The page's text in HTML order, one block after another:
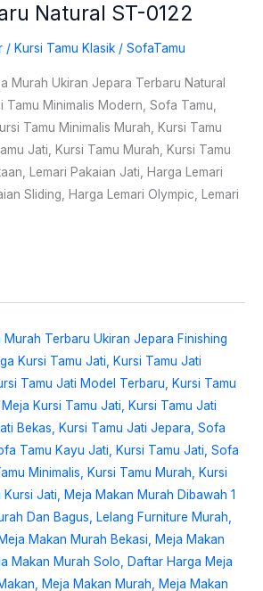
Natural ST-0122
/ Kursi Tamu Klasik / SofaTamu
Murah Ukiran Jepara Terbaru Natural
Tamu Minimalis Modern, Sofa Tamu,
Tamu Minimalis Murah, Kursi Tamu
Jati, Kursi Tamu Murah, Kursi Tamu
Lemari Pakaian Jati, Harga Lemari
Sliding, Harga Lemari Olympic, Lemari